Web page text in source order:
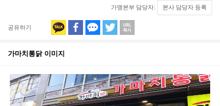
가맹본부 담당자: 본사 담당자 등록
공유하기
가마치통닭이미지